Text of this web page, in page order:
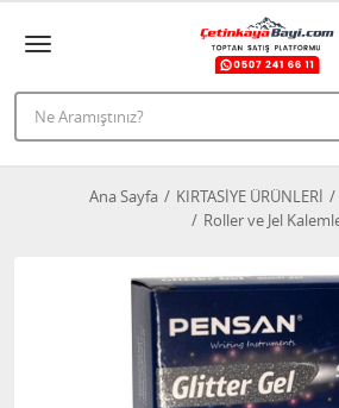
Ana Sayfa KIRTASİYE ÜRÜNLERİ
Roller ve Jel